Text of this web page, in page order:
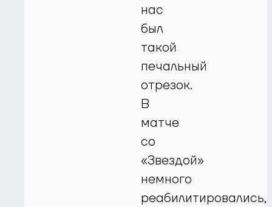
нас
был
такой
печальный
отрезок.
В
матче
со
«Звездой»
немного
реабилитировались,